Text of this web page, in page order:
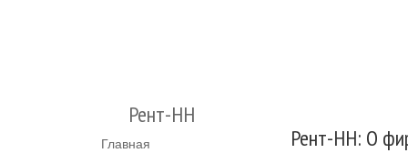
Рент-НН
Главная
Рент-НН: О